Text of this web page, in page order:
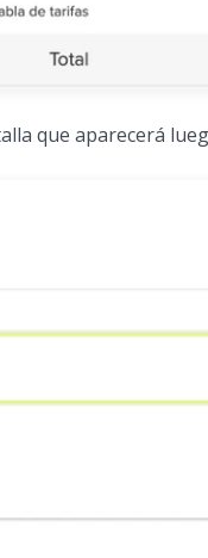
que aparecerá